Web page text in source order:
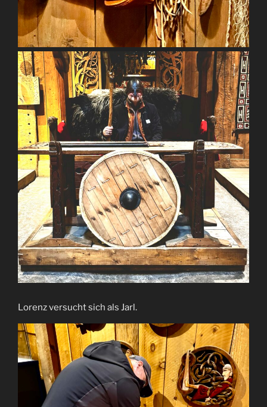
Lorenz versucht sich als Jarl.